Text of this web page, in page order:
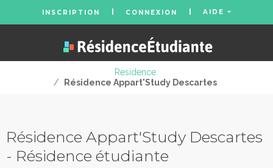
INSCRIPTION CONNEXION AIDE
Residence
/
Résidence Appart'Study Descartes
Résidence Appart'Study Descartes
- Résidence étudiante